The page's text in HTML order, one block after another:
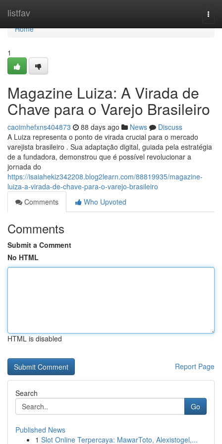
listfav
Home
Home
1
Magazine Luiza: A Virada de
Chave para o Varejo Brasileiro
caoimhefxns404873 88 days ago News
Discuss
A Luiza representa o ponto de virada crucial para o mercado
varejista brasileiro . Sua adaptação digital, guiada pela estratégia
de a fundadora, demonstrou que é possível revolucionar a
jornada do
https://isaiahekiz342208.blog2learn.com/88819935/magazine-
luiza-a-virada-de-chave-para-o-varejo-brasileiro
Comments
Who Upvoted
Comments
Submit a Comment
No HTML
HTML is disabled
Report Page
Search
Go
Published News
1 Slot Online Terpercaya: MawarToto, Alexistogel,...